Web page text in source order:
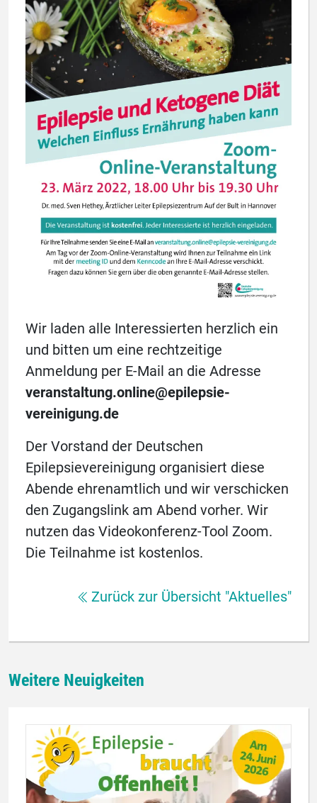
Wir laden alle Interessierten herzlich ein
und bitten um eine rechtzeitige
Anmeldung per E-Mail an die Adresse
veranstaltung.online@epilepsie-
vereinigung.de
Der Vorstand der Deutschen
Epilepsievereinigung organisiert diese
Abende ehrenamtlich und wir verschicken
den Zugangslink am Abend vorher. Wir
nutzen das Videokonferenz-Tool Zoom.
Die Teilnahme ist kostenlos.
Zurück zur Übersicht "Aktuelles"
Weitere Neuigkeiten